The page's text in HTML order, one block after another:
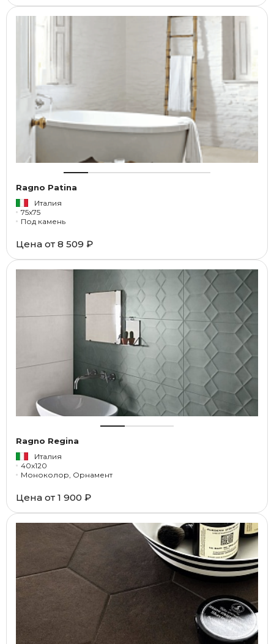
Ragno Patina
Италия
75x75
Под камень
Цена от 8 509 ₽
Ragno Regina
Италия
40x120
Моноколор, Орнамент
Цена от 1 900 ₽